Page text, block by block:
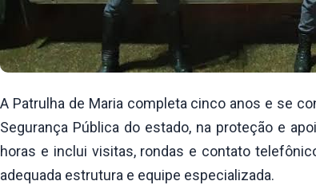
A Patrulha de Maria completa cinco anos e se
Segurança Pública do estado, na proteção e
horas e inclui visitas, rondas e contato
adequada estrutura e equipe especializada.